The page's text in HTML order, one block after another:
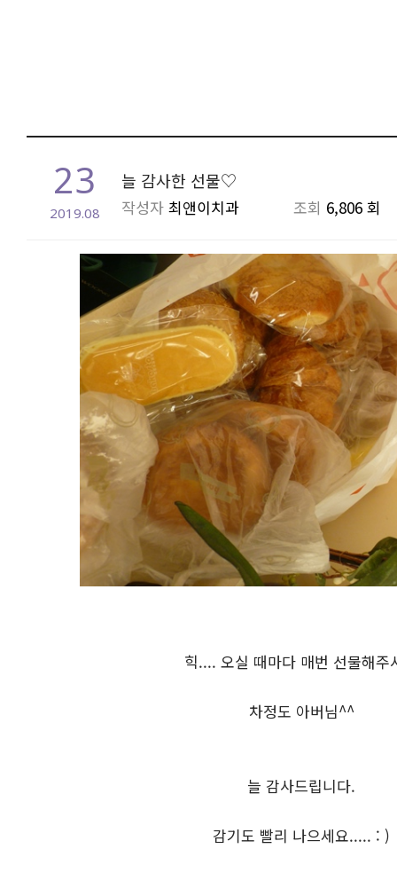
23
2019.08
늘 감사한 선물♡
작성자최앤이치과 조회 6,806 회
힉.... 오실 때마다 매번 선물해주
차정도 아버님^^
늘 감사드립니다.
감기도 빨리 나으세요..... : )